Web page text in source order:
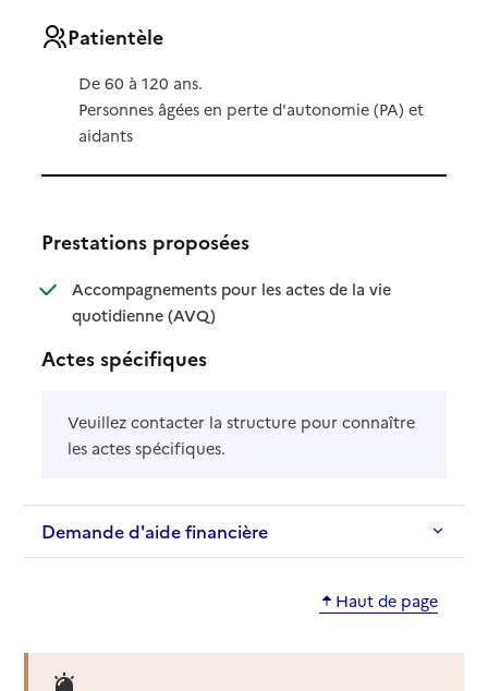
Patientèle
De 60 à 120 ans.
Personnes âgées en perte d'autonomie (PA) et
aidants
Prestations proposées
Accompagnements pour les actes de la vie
quotidienne (AVQ): disponible
: non disponible
Actes spécifiques
Veuillez contacter la structure pour connaître
les actes spécifiques.
Demande d'aide financière
Haut de page